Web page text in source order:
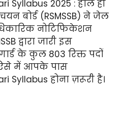
Syllabus 2025 : हाल ही
बोर्ड (RSMSSB) ने जेल
नोटिफिकेशन
द्वारा जारी इस
के कुल 803 रिक्त पदों
ऐसे में आपके पास
Syllabus होना ज़रूरी है।